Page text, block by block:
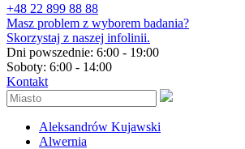
+48 22 899 88 88
Masz problem z wyborem badania?
Skorzystaj z naszej infolinii.
Dni powszednie: 6:00 - 19:00
Soboty: 6:00 - 14:00
Kontakt
Aleksandrów Kujawski
Alwernia